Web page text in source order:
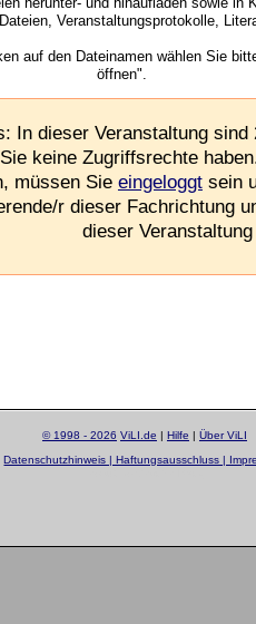
Veranstaltungsprotokolle,
auf den Dateinamen wählen Sie
öffnen".
In dieser Veranstaltung sind
keine Zugriffsrechte
müssen Sie eingeloggtsein
r dieser Fachrichtung
dieser
© 1998 - 2026 ViLI.de | Hilfe | Über ViLI
Datenschutzhinweis | Haftungsausschluss |